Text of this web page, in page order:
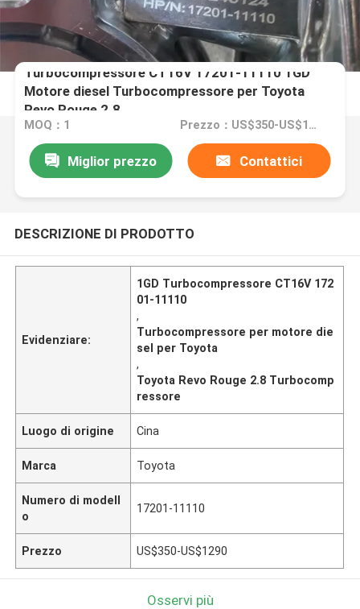
Turbocompressore CT16V 17201-11110 1GD
Motore diesel Turbocompressore per Toyota
Revo Rouge 2.8
MOQ：1 Prezzo：US$350-US$1290
Miglior prezzo Contattici
DESCRIZIONE DI PRODOTTO
Evidenziare:
1GD Turbocompressore CT16V 172
01-11110
,
Turbocompressore per motore die
sel per Toyota
,
Toyota Revo Rouge 2.8 Turbocomp
ressore
Luogo di origine Cina
Marca Toyota
Numero di modell
o
17201-11110
Prezzo US$350-US$1290
Osservi più